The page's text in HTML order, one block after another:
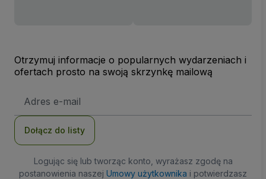
Otrzymuj informacje o popularnych wydarzeniach i
ofertach prosto na swoją skrzynkę mailową
e-
Dołącz do listy
Logując się lub tworząc konto, wyrażasz zgodę na
postanowienia naszej Umowy użytkownika i potwierdzasz